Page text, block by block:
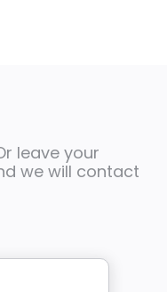
leave your
we will contact